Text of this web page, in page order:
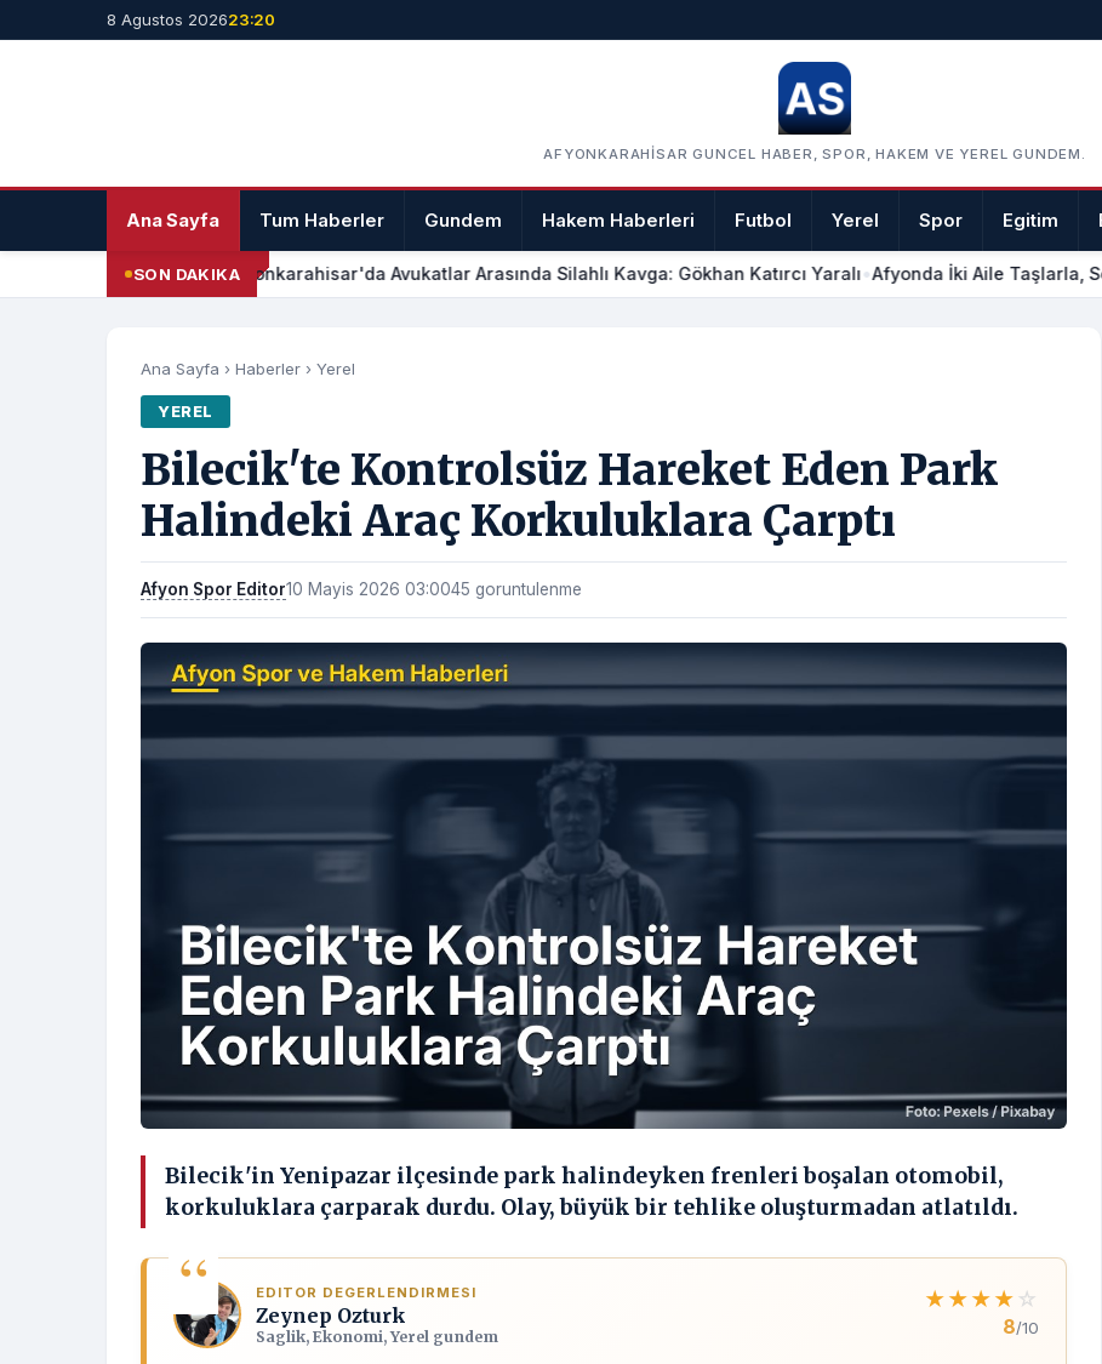
8 Agustos 202623:20
AFYONKARAHISAR GUNCEL HABER, SPOR, HAKEM VE YEREL GUNDEM.
Ana Sayfa Tum Haberler Gundem Hakem Haberleri Futbol Yerel Spor Egitim
SON DAKIKAAfyonkarahisar'da Avukatlar Arasında Silahlı Kavga: Gökhan Katırcı Yaralı•Afyonda İki Aile Taşlarla,
Ana Sayfa › Haberler › Yerel
YEREL
Bilecik'te Kontrolsüz Hareket Eden Park
Halindeki Araç Korkuluklara Çarptı
Afyon Spor Editor10 Mayis 2026 03:0045 goruntulenme
Bilecik'in Yenipazar ilçesinde park halindeyken frenleri boşalan otomobil,
korkuluklara çarparak durdu. Olay, büyük bir tehlike oluşturmadan atlatıldı.
EDITOR DEGERLENDIRMESI
Zeynep Ozturk
Saglik, Ekonomi, Yerel gundem
★★★★ ☆
8/10